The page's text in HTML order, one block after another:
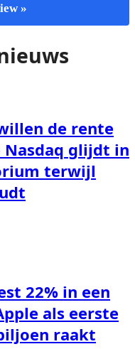
»
de rente
Nasdaq glijdt in
terwijl
22% in een
als eerste
raakt